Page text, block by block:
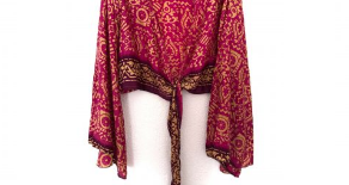
recentes